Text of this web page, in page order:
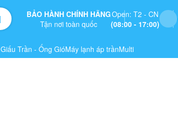
BẢO HÀNH CHÍNH HÃNG
Tận nơi toàn quốc
Open: T2 - CN
(08:00 - 17:00)
Trần - Ống GióMáy lạnh áp trầnMulti